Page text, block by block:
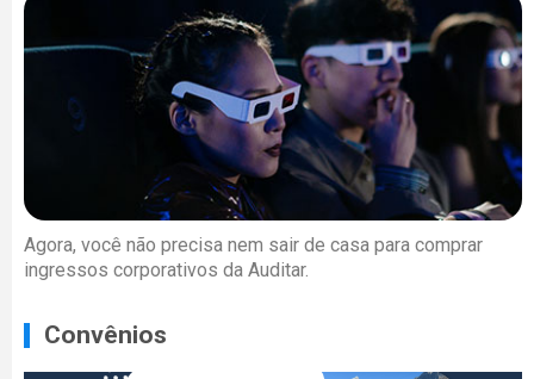
Agora, você não precisa nem sair de casa para comprar
ingressos corporativos da Auditar.
Convênios